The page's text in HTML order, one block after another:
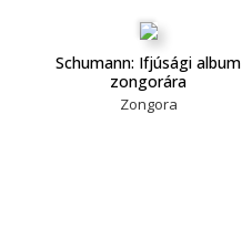
Schumann: Ifjúsági album
zongorára
Zongora